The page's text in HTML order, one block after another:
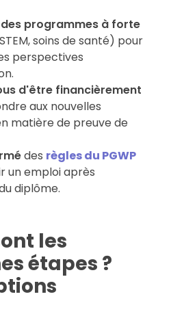
programmes à forte
soins de santé) pour
perspectives
d'être financièrement
aux nouvelles
matière de preuve de
des règles du PGWP
un emploi après
diplôme.
les
étapes ?